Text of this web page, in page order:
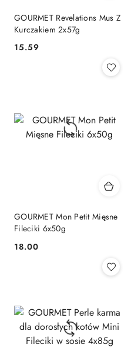
GOURMET Revelations Mus Z
Kurczakiem 2x57g
Cena:
15.59
GOURMET Mon Petit Mięsne
Fileciki 6x50g
Cena:
18.00